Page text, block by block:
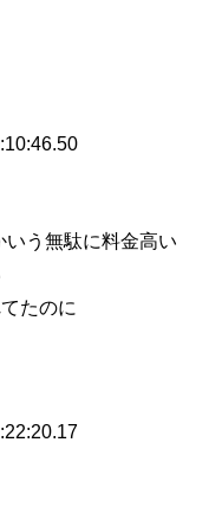
う無駄に料金高い
たのに